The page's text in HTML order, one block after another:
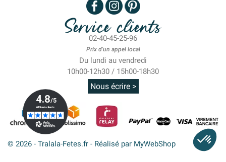
Service clients
02-40-45-25-96
Prix d'un appel local
Du lundi au vendredi
10h00-12h30 / 15h00-18h30
Nous écrire >
© 2026 - Tralala-Fetes.fr - Réalisé par MyWebShop